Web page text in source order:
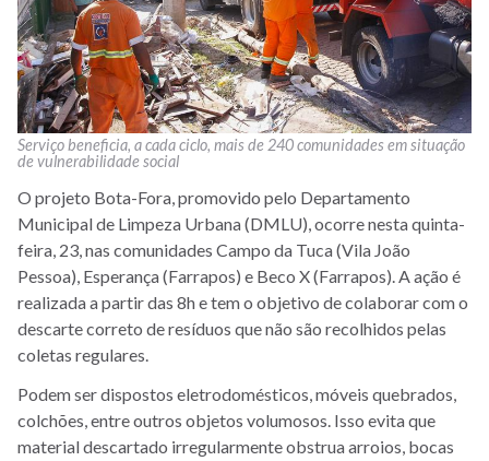
Serviço beneficia, a cada ciclo, mais de 240 comunidades em situação
de vulnerabilidade social
O projeto Bota-Fora, promovido pelo Departamento
Municipal de Limpeza Urbana (DMLU), ocorre nesta quinta-
feira, 23, nas comunidades Campo da Tuca (Vila João
Pessoa), Esperança (Farrapos) e Beco X (Farrapos). A ação é
realizada a partir das 8h e tem o objetivo de colaborar com o
descarte correto de resíduos que não são recolhidos pelas
coletas regulares.
Podem ser dispostos eletrodomésticos, móveis quebrados,
colchões, entre outros objetos volumosos. Isso evita que
material descartado irregularmente obstrua arroios, bocas